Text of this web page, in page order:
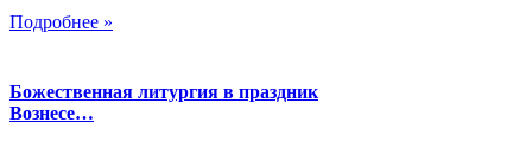
Подробнее »
Божественная литургия в праздник
Вознесе…